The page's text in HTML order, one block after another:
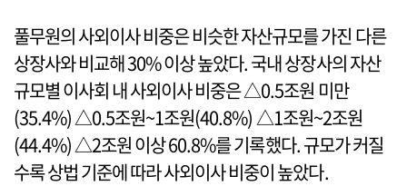
풀무원의 사외이사 비중은 비슷한 자산규모를 가진 다른
상장사와 비교해 30% 이상 높았다. 국내 상장사의 자산
규모별 이사회 내 사외이사 비중은 △0.5조원 미만
(35.4%) △0.5조원~1조원(40.8%) △1조원~2조원
(44.4%) △2조원 이상 60.8%를 기록했다. 규모가 커질
수록 상법 기준에 따라 사외이사 비중이 높았다.